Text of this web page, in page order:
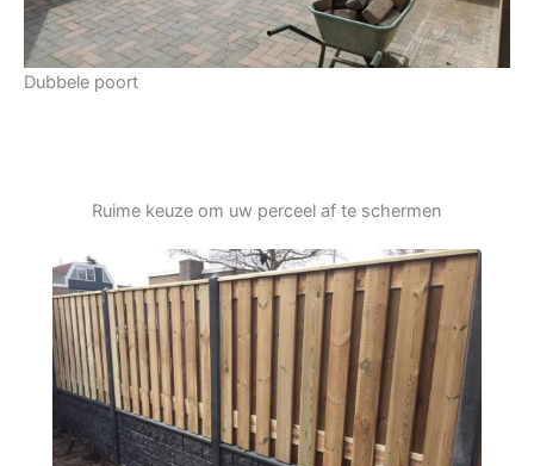
Dubbele poort
Ruime keuze om uw perceel af te schermen